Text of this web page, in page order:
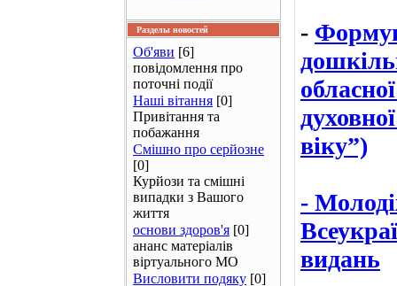
Разделы новостей
Об'яви [6]
повідомлення про
поточні події
Наші вітання [0]
Привітання та
побажання
Смішно про серйозне
[0]
Курйози та смішні
випадки з Вашого
життя
основи здоров'я [0]
ананс матеріалів
віртуального МО
Висловити подяку [0]
-
віку”)
-
видань